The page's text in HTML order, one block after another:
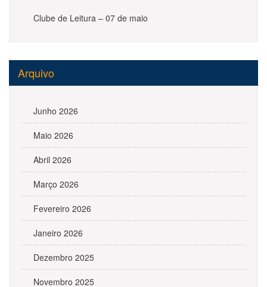
Clube de Leitura – 07 de maio
Arquivo
Junho 2026
Maio 2026
Abril 2026
Março 2026
Fevereiro 2026
Janeiro 2026
Dezembro 2025
Novembro 2025